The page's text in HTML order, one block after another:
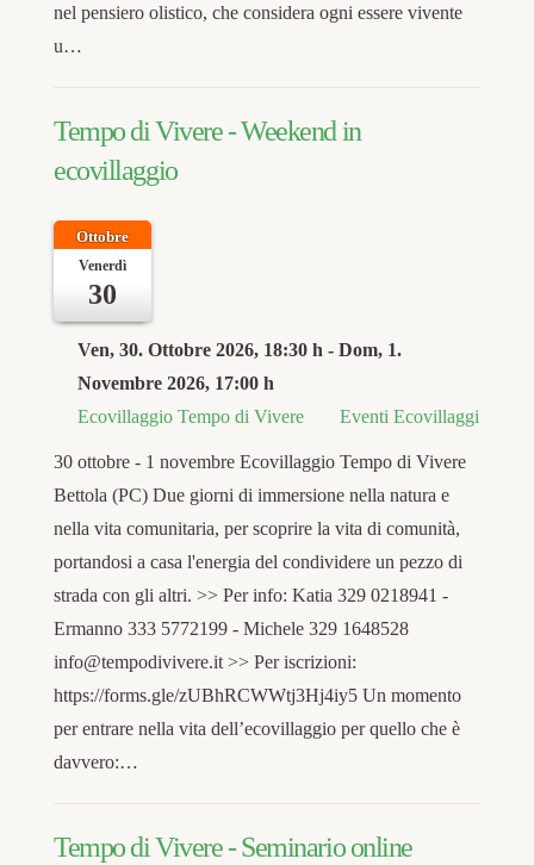
nel pensiero olistico, che considera ogni essere vivente
u…
Tempo di Vivere - Weekend in
ecovillaggio
Ottobre
Venerdì
30
Ven, 30. Ottobre 2026, 18:30 h - Dom, 1.
Novembre 2026, 17:00 h
Ecovillaggio Tempo di Vivere
Eventi Ecovillaggi
30 ottobre - 1 novembre Ecovillaggio Tempo di Vivere
Bettola (PC) Due giorni di immersione nella natura e
nella vita comunitaria, per scoprire la vita di comunità,
portandosi a casa l'energia del condividere un pezzo di
strada con gli altri. >> Per info: Katia 329 0218941 -
Ermanno 333 5772199 - Michele 329 1648528
info@tempodivivere.it >> Per iscrizioni:
https://forms.gle/zUBhRCWWtj3Hj4iy5 Un momento
per entrare nella vita dell’ecovillaggio per quello che è
davvero:…
Tempo di Vivere - Seminario online